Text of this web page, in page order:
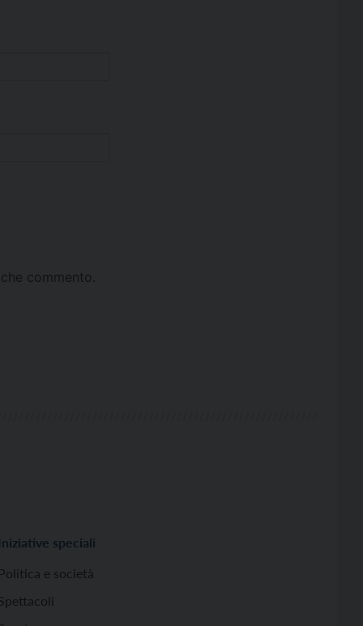
commento.
Iniziative speciali
Politica e società